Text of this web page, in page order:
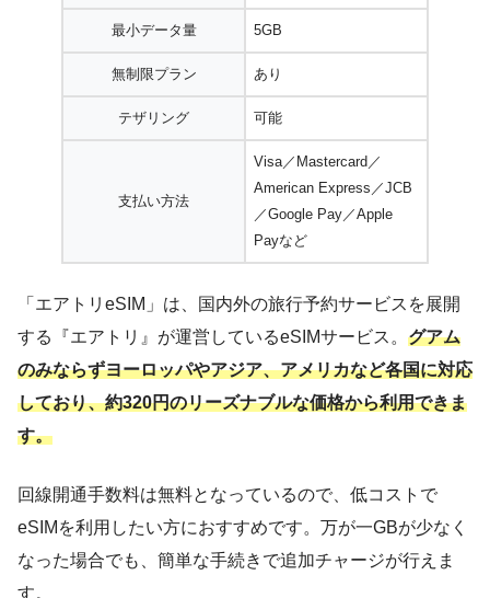
最小データ量 5GB
無制限プラン あり
テザリング 可能
支払い方法
Visa／Mastercard／
American Express／JCB
／Google Pay／Apple
Payなど
「エアトリeSIM」は、国内外の旅行予約サービスを展開
する『エアトリ』が運営しているeSIMサービス。 グアム
のみならずヨーロッパやアジア、アメリカなど各国に対応
しており、約320円のリーズナブルな価格から利用できま
す。
回線開通手数料は無料となっているので、低コストで
eSIMを利用したい方におすすめです。万が一GBが少なく
なった場合でも、簡単な手続きで追加チャージが行えま
す。